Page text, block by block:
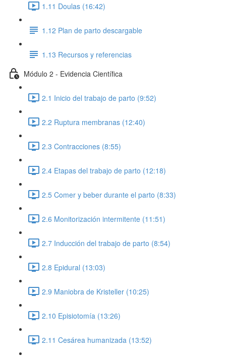
1.11 Doulas (16:42)
1.12 Plan de parto descargable
1.13 Recursos y referencias
Módulo 2 - Evidencia Científica
2.1 Inicio del trabajo de parto (9:52)
2.2 Ruptura membranas (12:40)
2.3 Contracciones (8:55)
2.4 Etapas del trabajo de parto (12:18)
2.5 Comer y beber durante el parto (8:33)
2.6 Monitorización intermitente (11:51)
2.7 Inducción del trabajo de parto (8:54)
2.8 Epidural (13:03)
2.9 Maniobra de Kristeller (10:25)
2.10 Episiotomía (13:26)
2.11 Cesárea humanizada (13:52)